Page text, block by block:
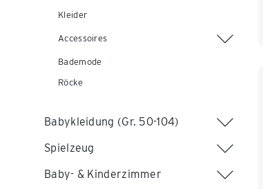
Kleider
Accessoires
Bademode
Röcke
Babykleidung (Gr. 50-104)
Spielzeug
Baby- & Kinderzimmer